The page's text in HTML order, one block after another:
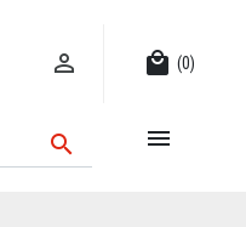
 local_mall (0)
 